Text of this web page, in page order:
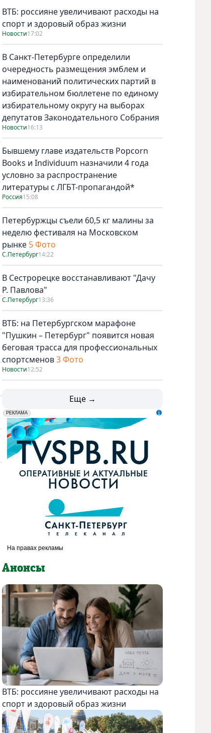
ВТБ: россияне увеличивают расходы на
спорт и здоровый образ жизни
Новости17:02
В Санкт-Петербурге определили
очередность размещения эмблем и
наименований политических партий в
избирательном бюллетене по единому
избирательному округу на выборах
депутатов Законодательного Собрания
Новости16:13
Бывшему главе издательств Popcorn
Books и Individuum назначили 4 года
условно за распространение
литературы с ЛГБТ-пропагандой*
Россия15:08
Петербуржцы съели 60,5 кг малины за
неделю фестиваля на Московском
рынке 5 Фото
С.Петербург14:22
В Сестрорецке восстанавливают "Дачу
Р. Павлова"
С.Петербург13:36
ВТБ: на Петербургском марафоне
"Пушкин – Петербург" появится новая
беговая трасса для профессиональных
спортсменов3 Фото
Новости12:52
Еще →
erid: LdtCK5udn
РЕКЛАМА
АО "ГАТР", ИНН: 7841320717
Анонсы
ВТБ: россияне увеличивают расходы на
спорт и здоровый образ жизни